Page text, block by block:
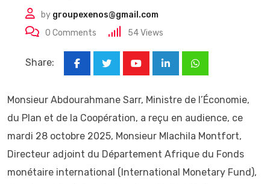
by groupexenos@gmail.com
0 Comments 54Views
Share:
LinkedInWhatsapp
Monsieur Abdourahmane Sarr, Ministre de l’Économie,
du Plan et de la Coopération, a reçu en audience, ce
mardi 28 octobre 2025, Monsieur Mlachila Montfort,
Directeur adjoint du Département Afrique du Fonds
monétaire international (International Monetary Fund),